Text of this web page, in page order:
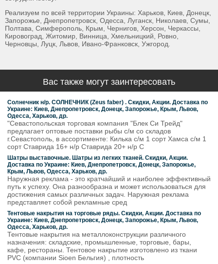
Реализуем по всей территории Украины: Харьков, Киев, Донецк,
Запорожье, Днепропетровск, Одесса, Луганск, Николаев, Сумы,
Полтава, Симферополь, Крым, Чернигов, Херсон, Черкассы,
Кировоград, Житомир, Винница, Хмельницкий, Ровно,
Черновцы, Луцк, Львов, Ивано-Франковск, Ужгород.
Вас также могут заинтересовать
Солнечник н/р. СОЛНЕЧНИК (Zeus faber) . Скидки, Акции. Доставка по
Украине: Киев, Днепропетровск, Донецк, Запорожье, Крым, Львов,
Одесса, Харьков, др.
"Севастопольская торговая компания "Блек Си Трейд"
предлагает оптовые поставки рыбы с/м со складов
г.Севастополь, в ассортименте: Килька с/м 1 сорт Хамса с/м 1
сорт Ставрида 16+ н/р Ставрида 20+ н/р С
Шатры выставочные. Шатры из легких тканей. Скидки, Акции.
Доставка по Украине: Киев, Днепропетровск, Донецк, Запорожье,
Крым, Львов, Одесса, Харьков, др.
Наружная реклама - это кратчайший и наиболее эффективный
путь к успеху. Она разнообразна и может использоваться для
достижения самых различных задач. Наружная реклама
представляет собой рекламные сред
Тентовые накрытия на торговые ряды. Скидки, Акции. Доставка по
Украине: Киев, Днепропетровск, Донецк, Запорожье, Крым, Львов,
Одесса, Харьков, др.
Тентовые накрытия на металлоконструкции различного
назначения: складские, промышленные, торговые, бары,
кафе, рестораны. Тентовое накрытие изготовлено из ткани
PVC (компании Sioen Бельгия) , плотность